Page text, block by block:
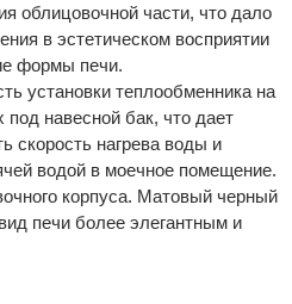
облицовочной части, что дало
в эстетическом восприятии
формы печи.
установки теплообменника на
под навесной бак, что дает
скорость нагрева воды и
водой в моечное помещение.
корпуса. Матовый черный
печи более элегантным и